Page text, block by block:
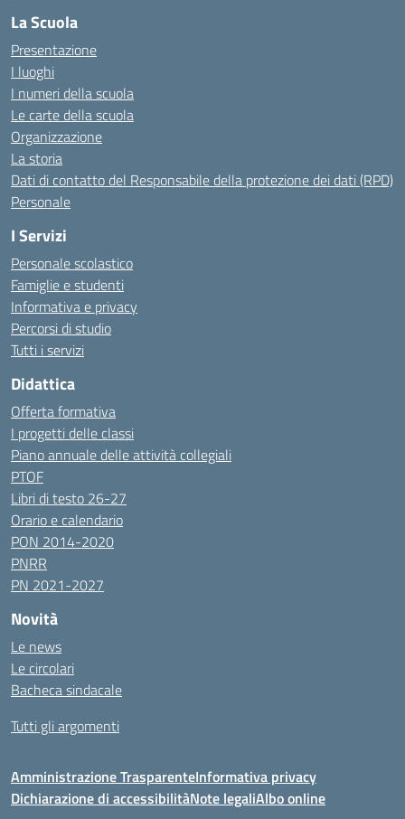
La Scuola
Presentazione
I luoghi
I numeri della scuola
Le carte della scuola
Organizzazione
La storia
Dati di contatto del Responsabile della protezione dei dati (RPD)
Personale
I Servizi
Personale scolastico
Famiglie e studenti
Informativa e privacy
Percorsi di studio
Tutti i servizi
Didattica
Offerta formativa
I progetti delle classi
Piano annuale delle attività collegiali
PTOF
Libri di testo 26-27
Orario e calendario
PON 2014-2020
PNRR
PN 2021-2027
Novità
Le news
Le circolari
Bacheca sindacale
Tutti gli argomenti
Amministrazione TrasparenteInformativa privacy
Dichiarazione di accessibilitàNote legaliAlbo online